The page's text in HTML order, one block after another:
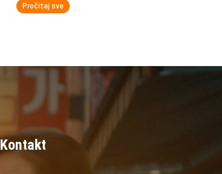
Pročitaj sve
Kontakt